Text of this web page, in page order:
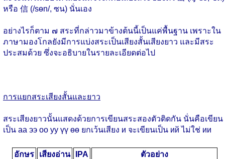
หรือ 信 (/sɵn/, ซน) นั่นเอง
อย่างไรก็ตาม ๗ สระที่กล่าวมาข้างต้นนี้เป็นแค่พื้นฐาน เพราะใน
ภาษามองโกลยังมีการแบ่งสระเป็นเสียงสั้นเสียงยาว และมีสระ
ประสมด้วย ซึ่งจะอธิบายในรายละเอียดต่อไป
การแยกสระเสียงสั้นและยาว
สระเสียงยาวนั้นแสดงด้วยการเขียนสระสองตัวติดกัน นั่นคือเขียน
เป็น аа ээ оо уу үү өө ยกเว้นเสียง и จะเขียนเป็น ий ไม่ใช่ ии
อักษร เสียงอ่าน IPA ตัวอย่าง